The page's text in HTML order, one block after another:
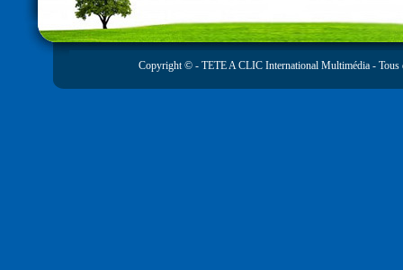
Copyright © - TETE A CLIC International Multimédia - Tous